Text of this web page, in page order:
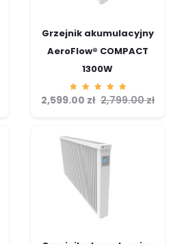
Grzejnik akumulacyjny
AeroFlow® COMPACT
1300W
Ocenion
o2,799.00zł
2,599.00 zł